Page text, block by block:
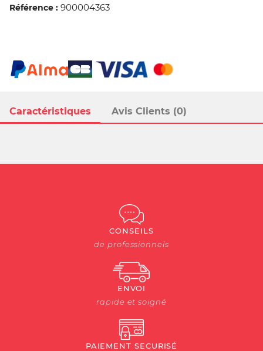
Caractéristiques Avis Clients (0)
Référence : 900004363
CONSEILS
de professionnels
ENVOI
rapide et soigné
PAIEMENT SECURISÉ